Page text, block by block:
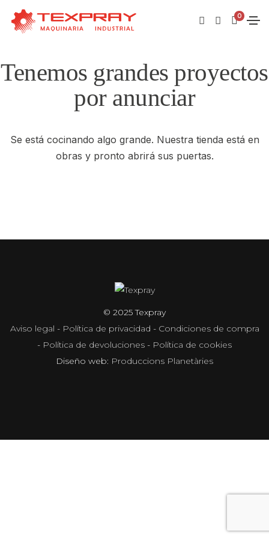
0
Tenemos grandes proyectos
por anunciar
Se está cocinando algo grande. Nuestra tienda está en
obras y pronto abrirá sus puertas.
© 2025 Texpray
Aviso legal - Política de privacidad - Condiciones de compra
- Política de devoluciones - Política de cookies
Diseño web: Produccions Planetàries